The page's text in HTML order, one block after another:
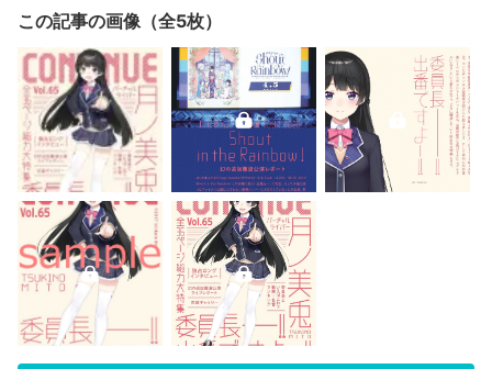
この記事の画像（全5枚）